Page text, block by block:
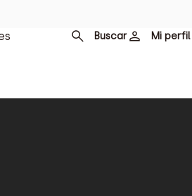
Buscar Mi perfil